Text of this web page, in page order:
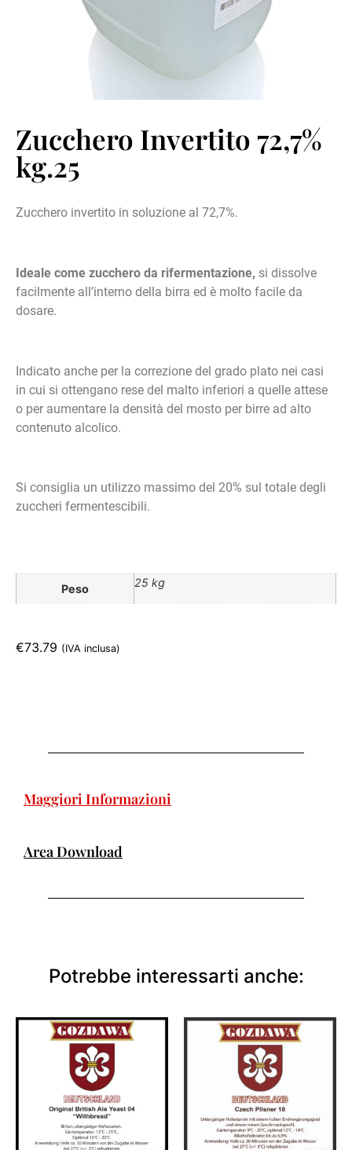
Zucchero Invertito 72,7%
kg.25
Zucchero invertito in soluzione al 72,7%.
Ideale come zucchero da rifermentazione, si dissolve
facilmente all’interno della birra ed è molto facile da
dosare.
Indicato anche per la correzione del grado plato nei casi
in cui si ottengano rese del malto inferiori a quelle attese
o per aumentare la densità del mosto per birre ad alto
contenuto alcolico.
Si consiglia un utilizzo massimo del 20% sul totale degli
zuccheri fermentescibili.
Peso 25 kg
€73.79 (IVA inclusa)
Maggiori Informazioni
Area Download
Potrebbe interessarti anche: